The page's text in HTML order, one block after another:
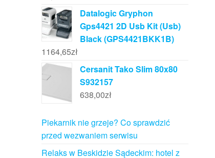
Datalogic Gryphon
Gps4421 2D Usb Kit (Usb)
Black (GPS4421BKK1B)
1164,65zł
Cersanit Tako Slim 80x80
S932157
638,00zł
Piekarnik nie grzeje? Co sprawdzić
przed wezwaniem serwisu
Relaks w Beskidzie Sądeckim: hotel z